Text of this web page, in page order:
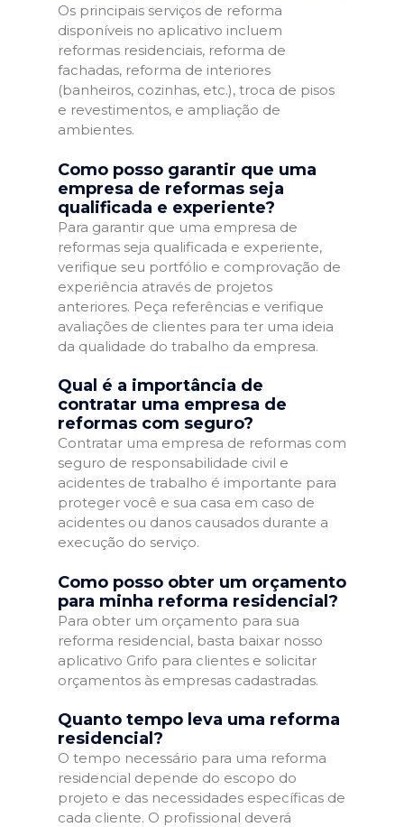
Os principais serviços de reforma
disponíveis no aplicativo incluem
reformas residenciais, reforma de
fachadas, reforma de interiores
(banheiros, cozinhas, etc.), troca de pisos
e revestimentos, e ampliação de
ambientes.
Como posso garantir que uma
empresa de reformas seja
qualificada e experiente?
Para garantir que uma empresa de
reformas seja qualificada e experiente,
verifique seu portfólio e comprovação de
experiência através de projetos
anteriores. Peça referências e verifique
avaliações de clientes para ter uma ideia
da qualidade do trabalho da empresa.
Qual é a importância de
contratar uma empresa de
reformas com seguro?
Contratar uma empresa de reformas com
seguro de responsabilidade civil e
acidentes de trabalho é importante para
proteger você e sua casa em caso de
acidentes ou danos causados durante a
execução do serviço.
Como posso obter um orçamento
para minha reforma residencial?
Para obter um orçamento para sua
reforma residencial, basta baixar nosso
aplicativo Grifo para clientes e solicitar
orçamentos às empresas cadastradas.
Quanto tempo leva uma reforma
residencial?
O tempo necessário para uma reforma
residencial depende do escopo do
projeto e das necessidades específicas de
cada cliente. O profissional deverá